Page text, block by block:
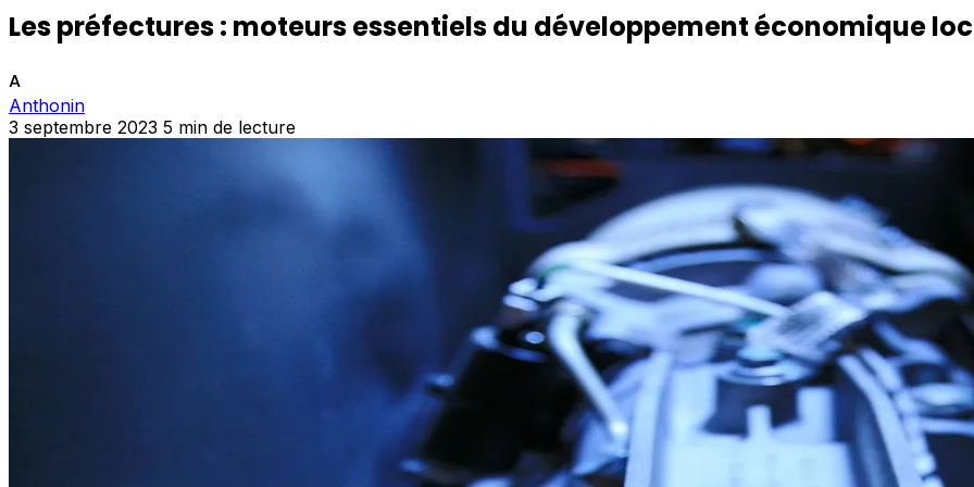
Les préfectures : moteurs essentiels du développement économique
A
Anthonin
3 septembre 2023 5 min de lecture